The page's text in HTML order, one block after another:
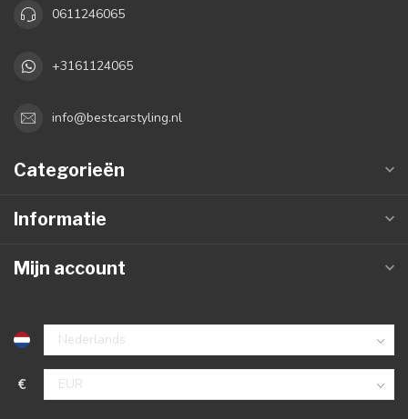
0611246065
+3161124065
info@bestcarstyling.nl
Categorieën
Informatie
Mijn account
€